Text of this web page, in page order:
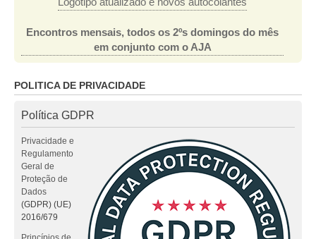
Encontros mensais, todos os 2ºs domingos do mês
em conjunto com o AJA
POLITICA DE PRIVACIDADE
Política GDPR
Privacidade e
Regulamento
Geral de
Proteção de
Dados
(GDPR) (UE)
2016/679